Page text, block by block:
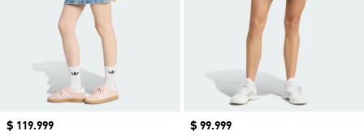
Precio
$ 119.999
Precio
$ 99.999